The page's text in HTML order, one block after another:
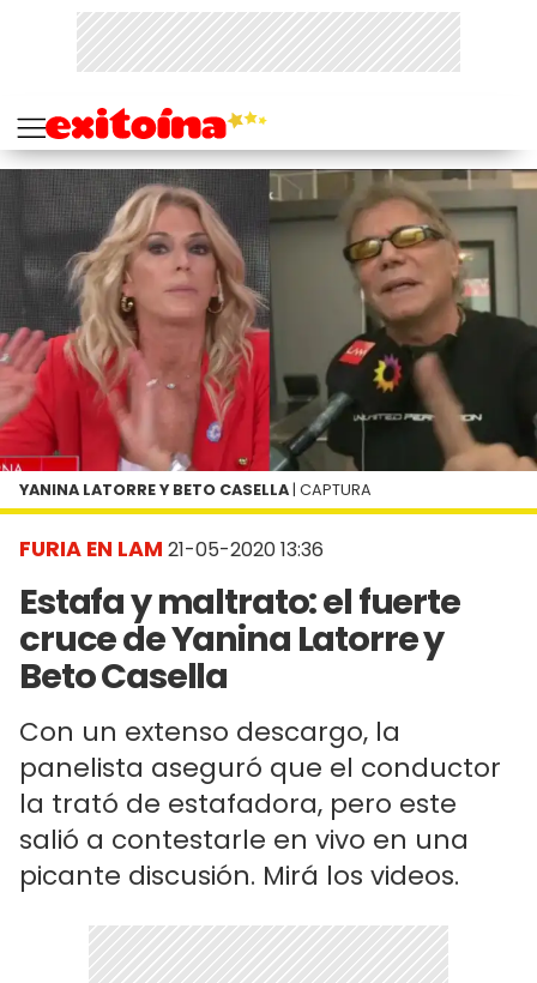
FURIA EN LAM 21-05-2020 13:36
Estafa y maltrato: el fuerte
cruce de Yanina Latorre y
Beto Casella
Con un extenso descargo, la
panelista aseguró que el conductor
la trató de estafadora, pero este
salió a contestarle en vivo en una
picante discusión. Mirá los videos.
YANINA LATORRE Y BETO CASELLA | CAPTURA